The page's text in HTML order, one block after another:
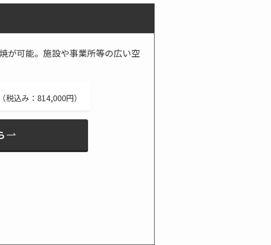
が可能。施設や事業所等の広い空
（税込み：814,000円）